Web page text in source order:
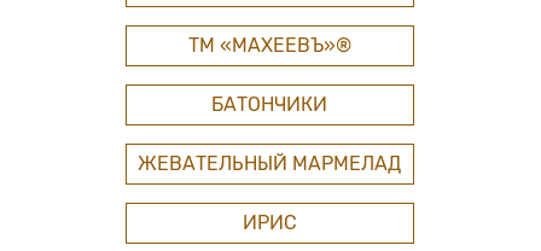
ТМ «МАХЕЕВЪ»®
БАТОНЧИКИ
ЖЕВАТЕЛЬНЫЙ МАРМЕЛАД
ИРИС